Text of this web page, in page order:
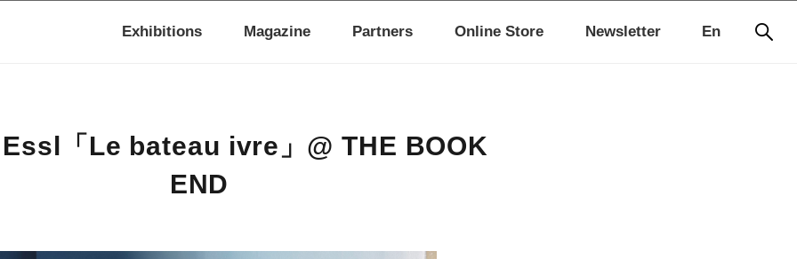
En
Exhibitions Magazine Partners Online Store Newsletter
「Le bateau ivre」@ THE BOOK
END